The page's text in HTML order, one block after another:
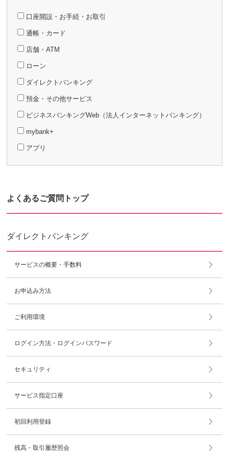
口座開設・お手続・お取引
通帳・カード
店舗・ATM
ローン
ダイレクトバンキング
預金・その他サービス
ビジネスバンキングWeb（法人インターネットバンキング）
mybank+
アプリ
よくあるご質問トップ
ダイレクトバンキング
サービスの概要・手数料
お申込み方法
ご利用環境
ログイン方法・ログインパスワード
セキュリティ
サービス指定口座
初回利用登録
残高・取引履歴照会